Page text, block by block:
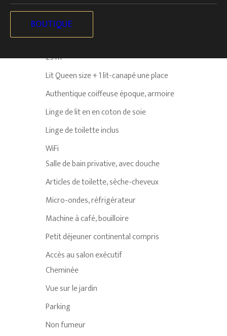
BOUTIQUE
Équipements & Services
25 m²
Lit Queen size + 1 lit-canapé une place
Authentique coiffeuse époque, armoire
Linge de lit en en coton de soie
Linge de toilette inclus
WiFi
Salle de bain privative, avec douche
Articles de toilette, sèche-cheveux
Micro-ondes, réfrigérateur
Machine à café, bouilloire
Petit déjeuner continental compris
Accès au salon exécutif
Cheminée
Vue sur le jardin
Parking
Non fumeur